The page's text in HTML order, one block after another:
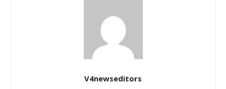
V4newseditors